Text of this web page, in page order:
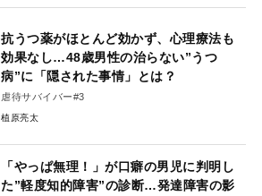
抗うつ薬がほとんど効かず、心理療法も
効果なし…48歳男性の治らない”うつ
病”に「隠された事情」とは？
虐待サバイバー#3
植原亮太
「やっぱ無理！」が口癖の男児に判明し
た”軽度知的障害”の診断…発達障害の影